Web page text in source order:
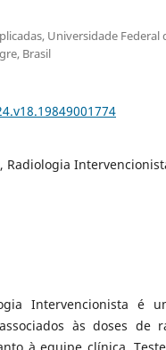
Universidade Federal
Brasil
Radiologia
Intervencionista é
às doses de